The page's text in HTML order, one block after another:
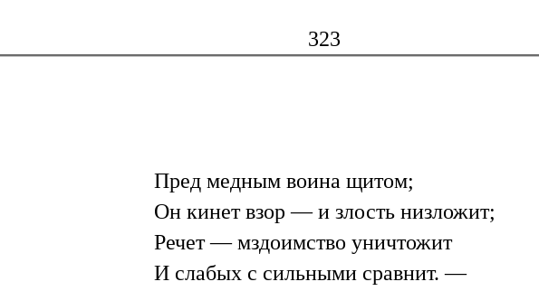
323
Пред медным воина щитом;
Он кинет взор — и злость низложит;
Речет — мздоимство уничтожит
И слабых с сильными сравнит. —